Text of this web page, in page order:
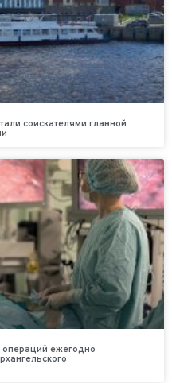
соискателями главной
операций ежегодно